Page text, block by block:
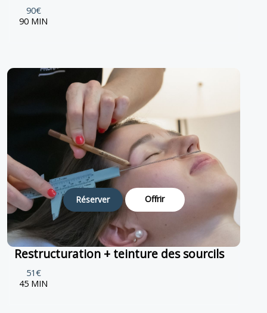
90€
90 MIN
Réserver Offrir
Restructuration + teinture des sourcils
51€
45 MIN